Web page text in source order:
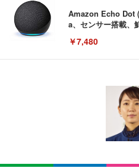
Amazon Echo Dot
a、センサー搭載、
￥7,480
[EdoErgo] オフィ
い 跳ね上げ式アー
キング pc 事務椅
ン樹脂ベース 通気
(黒網+黒枠+黒足)
EIZO ビジネス向
EV3240X-WT |
EIZO ビジネス向
Amazonベーシッ
回使い捨て 無香料